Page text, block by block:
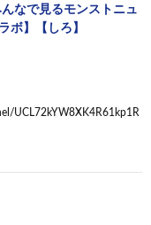
なで見るモンストニュ
ボ】【しろ】
UCL72kYW8XK4R61kp1R